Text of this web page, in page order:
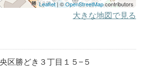
Leaflet| ©OpenStreetMapcontributors
大きな地図で見る
区勝どき３丁目１５−５